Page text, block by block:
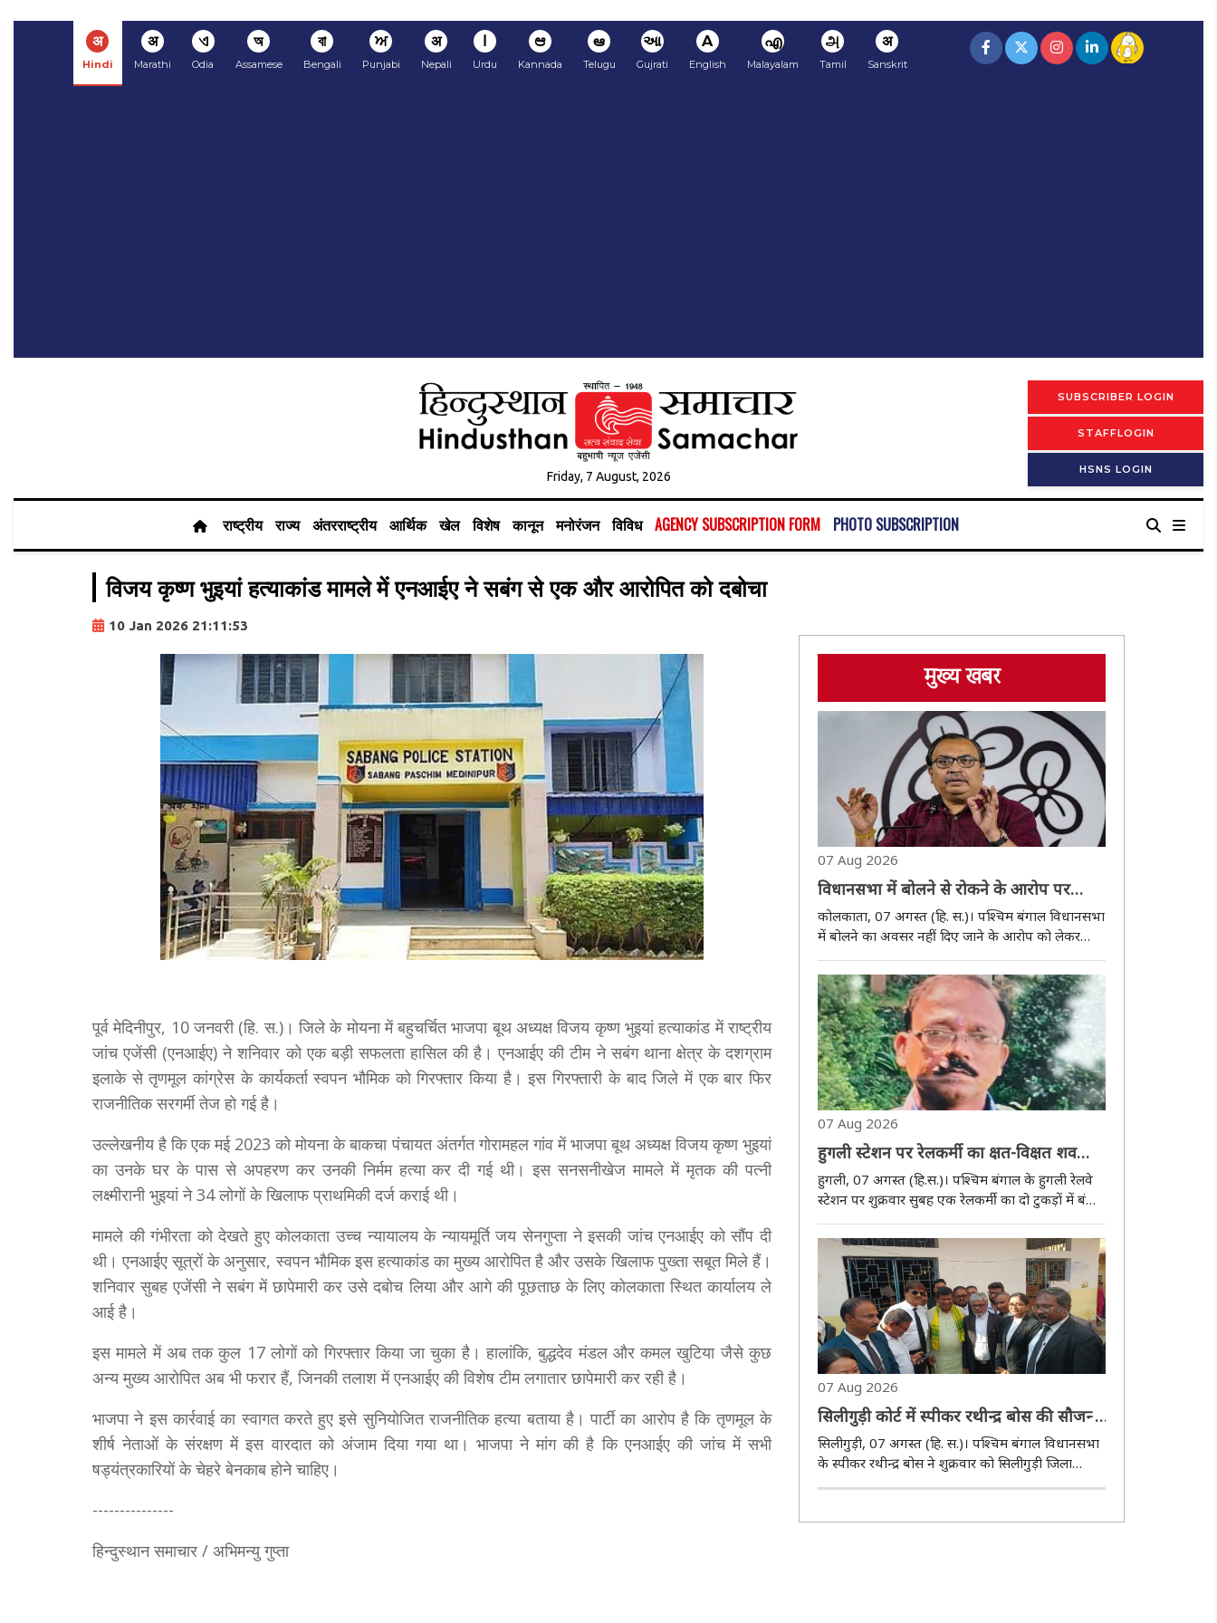
अ
Hindi
अ
Marathi
ଏ
Odia
অ
Assamese
বা
Bengali
ਅ
Punjabi
अ
Nepali
ا
Urdu
ಆ
Kannada
ఆ
Telugu
આ
Gujrati
A
English
എ
Malayalam
அ
Tamil
अ
Sanskrit
Friday, 7 August, 2026
SUBSCRIBER LOGIN
STAFFLOGIN
HSNS LOGIN
राष्ट्रीय राज्य अंतरराष्ट्रीय आर्थिक खेल विशेष कानून मनोरंजन विविध AGENCY SUBSCRIPTION FORM PHOTO SUBSCRIPTION
विजय कृष्ण भुइयां हत्याकांड मामले में एनआईए ने सबंग से एक और आरोपित को दबोचा
10 Jan 2026 21:11:53
पूर्व मेदिनीपुर, 10 जनवरी (हि. स.)। जिले के मोयना में बहुचर्चित भाजपा बूथ अध्यक्ष विजय कृष्ण भुइयां हत्याकांड में राष्ट्रीय
जांच एजेंसी (एनआईए) ने शनिवार को एक बड़ी सफलता हासिल की है। एनआईए की टीम ने सबंग थाना क्षेत्र के दशग्राम
इलाके से तृणमूल कांग्रेस के कार्यकर्ता स्वपन भौमिक को गिरफ्तार किया है। इस गिरफ्तारी के बाद जिले में एक बार फिर
राजनीतिक सरगर्मी तेज हो गई है।
उल्लेखनीय है कि एक मई 2023 को मोयना के बाकचा पंचायत अंतर्गत गोरामहल गांव में भाजपा बूथ अध्यक्ष विजय कृष्ण भुइयां
का उनके घर के पास से अपहरण कर उनकी निर्मम हत्या कर दी गई थी। इस सनसनीखेज मामले में मृतक की पत्नी
लक्ष्मीरानी भुइयां ने 34 लोगों के खिलाफ प्राथमिकी दर्ज कराई थी।
मामले की गंभीरता को देखते हुए कोलकाता उच्च न्यायालय के न्यायमूर्ति जय सेनगुप्ता ने इसकी जांच एनआईए को सौंप दी
थी। एनआईए सूत्रों के अनुसार, स्वपन भौमिक इस हत्याकांड का मुख्य आरोपित है और उसके खिलाफ पुख्ता सबूत मिले हैं।
शनिवार सुबह एजेंसी ने सबंग में छापेमारी कर उसे दबोच लिया और आगे की पूछताछ के लिए कोलकाता स्थित कार्यालय ले
आई है।
इस मामले में अब तक कुल 17 लोगों को गिरफ्तार किया जा चुका है। हालांकि, बुद्धदेव मंडल और कमल खुटिया जैसे कुछ
अन्य मुख्य आरोपित अब भी फरार हैं, जिनकी तलाश में एनआईए की विशेष टीम लगातार छापेमारी कर रही है।
भाजपा ने इस कार्रवाई का स्वागत करते हुए इसे सुनियोजित राजनीतिक हत्या बताया है। पार्टी का आरोप है कि तृणमूल के
शीर्ष नेताओं के संरक्षण में इस वारदात को अंजाम दिया गया था। भाजपा ने मांग की है कि एनआईए की जांच में सभी
षड्यंत्रकारियों के चेहरे बेनकाब होने चाहिए।
---------------
हिन्दुस्थान समाचार / अभिमन्यु गुप्ता
मुख्य खबर
07 Aug 2026
विधानसभा में बोलने से रोकने के आरोप पर
कुणाल घोष को हाईकोर्ट से झटका, याचिका
खारिज
कोलकाता, 07 अगस्त (हि. स.)। पश्चिम बंगाल विधानसभा
में बोलने का अवसर नहीं दिए जाने के आरोप को लेकर
दायर तृणमूल कांग्रेस विधायक कुणाल घोष की याचिका को
कलकत्ता हाईकोर्ट ने खारिज कर दिया। अदालत ने स्पष्ट
किया कि यह मामला न्यायिक हस्तक्षेप के योग्य नहीं..
07 Aug 2026
हुगली स्टेशन पर रेलकर्मी का क्षत-विक्षत शव
मिलने से सनसनी
हुगली, 07 अगस्त (हि.स.)। पश्चिम बंगाल के हुगली रेलवे
स्टेशन पर शुक्रवार सुबह एक रेलकर्मी का दो टुकड़ों में बंटा
शव रेलवे ट्रैक से बरामद होने के बाद इलाके में सनसनी फैल
गई। मृतक की पहचान कमल सेनापति (53) के रूप में हुई
है, जो रेलवे में पब्लिक वर्क्स..
07 Aug 2026
सिलीगुड़ी कोर्ट में स्पीकर रथीन्द्र बोस की सौजन्य
मुलाकात
सिलीगुड़ी, 07 अगस्त (हि. स.)। पश्चिम बंगाल विधानसभा
के स्पीकर रथीन्द्र बोस ने शुक्रवार को सिलीगुड़ी जिला
अदालत में सौजन्य मुलाकात की। सूत्रों के अनुसार,
जहां उन्होंने मौजूद वकीलों के साथ विभिन्न महत्..